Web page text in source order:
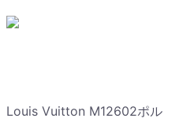
Louis Vuitton M12602ポル